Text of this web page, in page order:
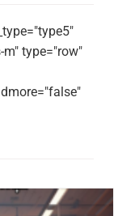
type="row"